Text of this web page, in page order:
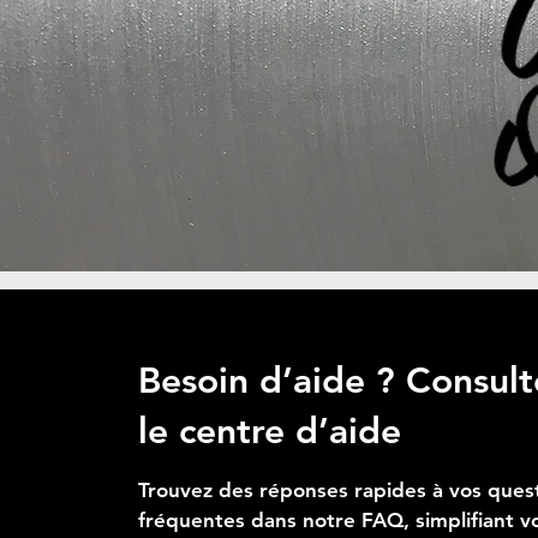
Ajouter au panier
Besoin d’aide ?
le centre d’aide
Trouvez des réponses rapides à vos
fréquentes dans notre FAQ, simplifiant